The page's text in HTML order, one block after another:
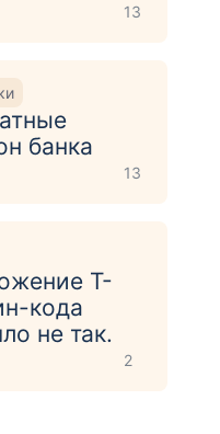
13
банка
13
Т-
кода
не так.
2